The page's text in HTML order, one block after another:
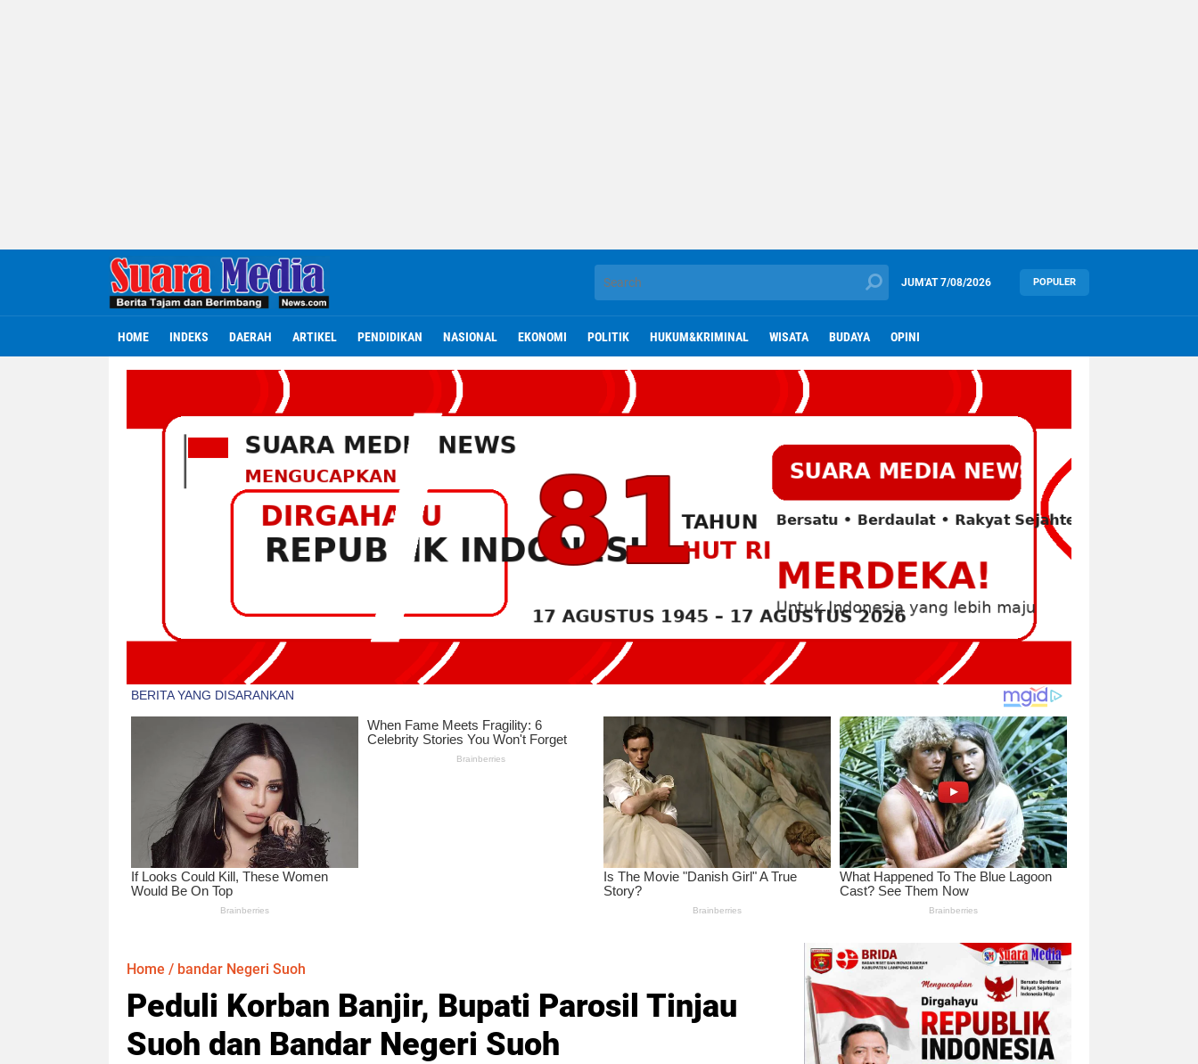
JUM'AT7/08/2026 POPULER
HOME INDEKS DAERAH ARTIKEL PENDIDIKAN NASIONAL EKONOMI POLITIK HUKUM&KRIMINAL WISATA BUDAYA OPINI
Home / bandar Negeri Suoh
Peduli Korban Banjir, Bupati Parosil Tinjau
Suoh dan Bandar Negeri Suoh